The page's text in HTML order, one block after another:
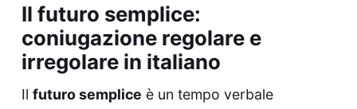
Il futuro semplice:
coniugazione regolare e
irregolare in italiano
Il futuro semplice è un tempo verbale